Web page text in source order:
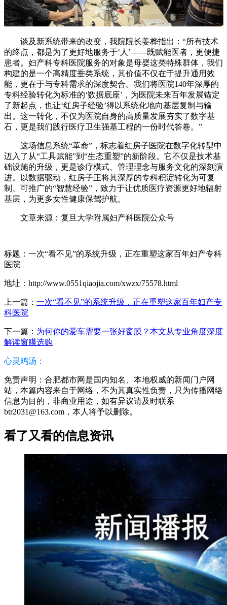
谈及新系统带来的改变，我院院长姜桦指出：“所有技术
的终点，都是为了更好地服务于‘人’——既赋能医者，更便捷
患者。妇产科专科医院服务的对象是母婴这类特殊群体，我们
构建的是一个高精度垂类系统，其价值不仅在于提升通用效
能，更在于与专科需求的深度契合。我们将医院140年深厚的
专科经验转化为标准的‘数据底座’，为医院未来百年发展锚定
了新起点，也让‘红房子经验’得以系统化地向基层复制与输
出。这一转化，不仅为医院自身的高质量发展夯实了数字基
石，更是我们践行医疗卫生强基工程的一份时代答卷。”
这场信息系统“革命”，标志着红房子医院在数字化转型中
迈入了从“工具赋能”到“生态重塑”的新阶段。它不仅是技术基
础设施的升级，更是诊疗模式、管理理念与服务文化的深刻演
进。以数据驱动，红房子正将其深厚的专科积淀转化为可复
制、可推广的“智慧经验”，致力于让优质医疗资源更好地辐射
基层，为更多女性健康保驾护航。
文章来源：复旦大学附属妇产科医院公众号
标题：一次“看不见”的系统升级，正在重塑这家百年妇产专科
医院
地址：http://www.0551qiaojia.com/xwzx/75578.html
上一篇： 一次“看不见”的系统升级，正在重塑这家百年妇产专
科医院
下一篇： 为何你的爱车需要一张好窗膜？本文从专业角度深度
解读窗膜选购
心灵鸡汤：
免责声明：合肥都市网是国内知名、本地权威的新闻门户网
站，本篇内容来自于网络，不为其真实性负责，只为传播网络
信息为目的，非商业用途，如有异议请及时联系
btr2031@163.com，本人将予以删除。
看了又看的信息资讯